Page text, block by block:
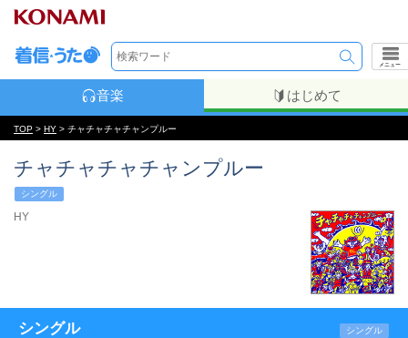
メニュー
音楽 はじめて
TOP > HY > チャチャチャチャンプルー
チャチャチャチャンプルー
シングル
HY
シングル シングル